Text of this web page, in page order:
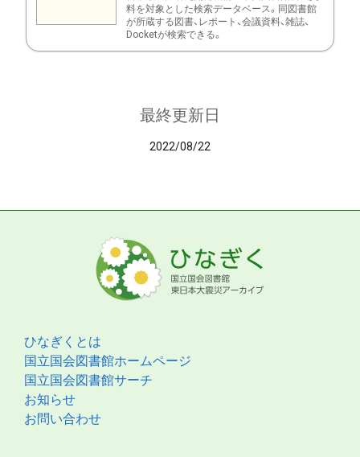
料を対象とした検索データベース。同図書館
が所蔵する図書、レポート、会議資料、雑誌、
Docketが検索できる。
最終更新日
2022/08/22
ひなぎくとは
国立国会図書館ホームページ
国立国会図書館サーチ
お知らせ
お問い合わせ